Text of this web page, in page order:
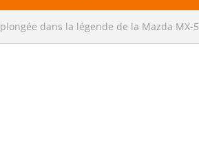
dans la légende de la Mazda MX-5